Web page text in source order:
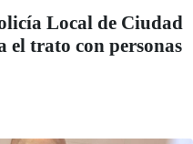
Local de Ciudad
el trato con personas